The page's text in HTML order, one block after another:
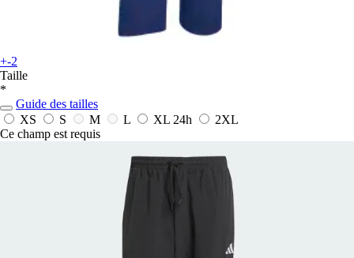
+-2
Taille
*
Guide des tailles
XS
S M L XL 24h
2XL
Ce champ est requis